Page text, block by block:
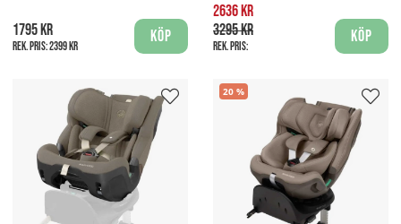
1795 kr
Rek. pris:2399 kr
Köp
2636 kr
3295 kr
Rek. pris:
Köp
20